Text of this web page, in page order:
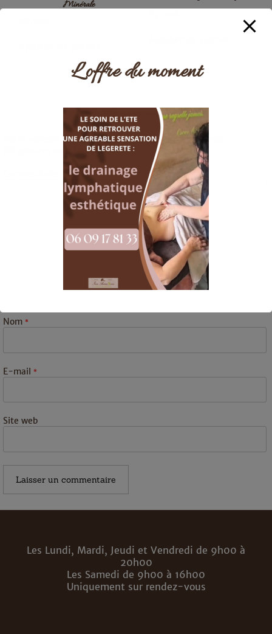
Minérale
Laisser un commentaire
Votre adresse e-mail ne sera pas publiée.
Les champs
obligatoires sont indiqués avec *
Nom *
E-mail *
Site web
Les Lundi, Mardi, Jeudi et Vendredi de 9h00 à
20h00
Les Samedi de 9h00 à 16h00
Uniquement sur rendez-vous
L’offre du moment